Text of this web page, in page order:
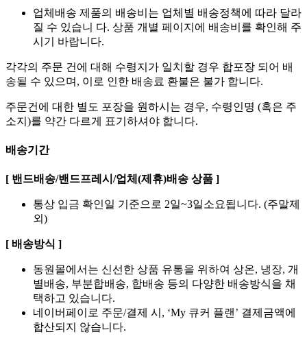
업체배송 제품의 배송비는 업체별 배송정책에 따라 달라
질 수 있습니 다. 상품 개별 페이지에 배송비를 확인해 주
시기 바랍니다.
각각의 주문 건에 대해 수령지가 일치할 경우 합포장 되어 배
송될 수 있으며, 이로 인한 배송료 환불은 불가 합니다.
주문건에 대한 별도 포장을 원하시는 경우, 수령인명 (혹은 주
소지)를 약간 다르게 표기하셔야 합니다.
배송기간
[ 밴드배송/밴드프레시/업체(제휴)배송 상품 ]
통상 입금 확인일 기준으로 2일~3일소요됩니다. (주말제
외)
[ 배송방식 ]
동원몰에서는 신선한 상품 유통을 위하여 상온, 냉장, 개
별배송, 부분합배송, 합배송 등의 다양한 배송방식을 채
택하고 있습니다.
네이버페이로 주문/결제 시, ‘My 큐커 플랜’ 결제금액에
합산되지 않습니다.